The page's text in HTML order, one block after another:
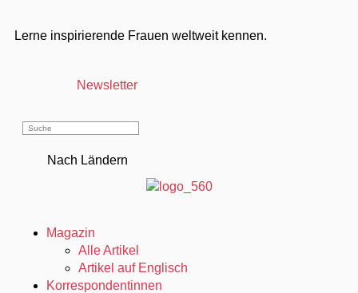
Lerne inspirierende Frauen weltweit kennen.
Newsletter
Nach Ländern
Magazin
Alle Artikel
Artikel auf Englisch
Korrespondentinnen